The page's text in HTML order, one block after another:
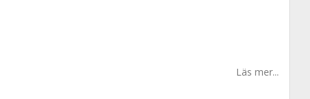
Läs mer...